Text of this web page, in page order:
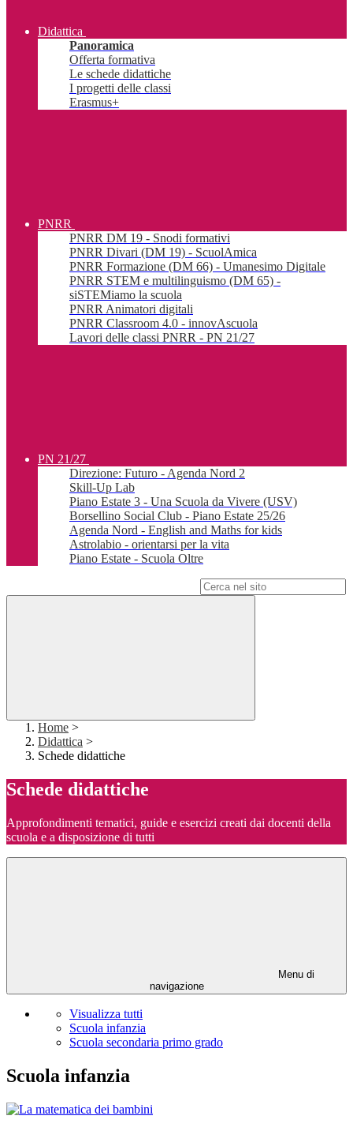
Didattica
Panoramica
Offerta formativa
Le schede didattiche
I progetti delle classi
Erasmus+
PNRR
PNRR DM 19 - Snodi formativi
PNRR Divari (DM 19) - ScuolAmica
PNRR Formazione (DM 66) - Umanesimo Digitale
PNRR STEM e multilinguismo (DM 65) -
siSTEMiamo la scuola
PNRR Animatori digitali
PNRR Classroom 4.0 - innovAscuola
Lavori delle classi PNRR - PN 21/27
PN 21/27
Direzione: Futuro - Agenda Nord 2
Skill-Up Lab
Piano Estate 3 - Una Scuola da Vivere (USV)
Borsellino Social Club - Piano Estate 25/26
Agenda Nord - English and Maths for kids
Astrolabio - orientarsi per la vita
Piano Estate - Scuola Oltre
Home >
Didattica >
Schede didattiche
Schede didattiche
Approfondimenti tematici, guide e esercizi creati dai docenti della
scuola e a disposizione di tutti
Menu di
navigazione
Visualizza tutti
Scuola infanzia
Scuola secondaria primo grado
Scuola infanzia